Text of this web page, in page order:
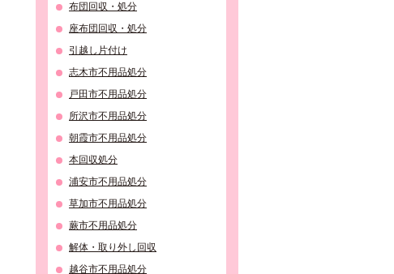
布団回収・処分
座布団回収・処分
引越し片付け
志木市不用品処分
戸田市不用品処分
所沢市不用品処分
朝霞市不用品処分
本回収処分
浦安市不用品処分
草加市不用品処分
蕨市不用品処分
解体・取り外し回収
越谷市不用品処分